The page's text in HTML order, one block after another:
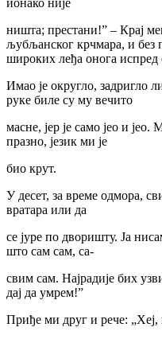
ионако није
ништа; престани!” – Крај
љубљанског крчмара, и без
широких леђа онога испред
Имао је округло, задригло
руке биле су му вечито
масне, јер је само јео и
празно, језик ми је
био крут.
У десет, за време одмора,
вратара или да
се јуре по дворишту. Ја
што сам сам, са-
свим сам. Најрадије бих
дај да умрем!”
Приђе ми друг и рече: